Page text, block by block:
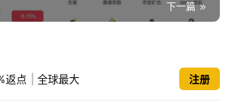
下一篇
返点 全球最大 注册